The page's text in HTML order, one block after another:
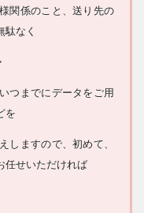
関係のこと、送り先の
なく
つまでにデータをご用
を
しますので、初めて、
任せいただければ